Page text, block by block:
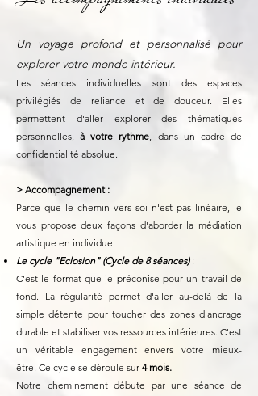
Un voyage profond et personnalisé pour
explorer votre monde intérieur.
Les séances individuelles sont des espaces
privilégiés de reliance et de douceur. Elles
permettent d'aller explorer des thématiques
personnelles,à votre rythme, dans un cadre de
confidentialité absolue.
> Accompagnement :
Parce que le chemin vers soi n'est pas linéaire, je
vous propose deux façons d'aborder la médiation
artistique en individuel :
Le cycle "Eclosion" (Cycle de 8 séances):
C’est le format que je préconise pour un travail de
fond. La régularité permet d'aller au-delà de la
simple détente pour toucher des zones d'ancrage
durable et stabiliser vos ressources intérieures. C'est
un véritable engagement envers votre mieux-
être. Ce cycle se déroule sur 4 mois.
Notre cheminement débute par une séance de